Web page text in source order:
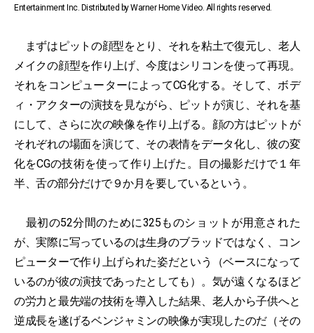
Entertainment Inc. Distributed by Warner Home Video. All rights reserved.
まずはピットの顔型をとり、それを粘土で復元し、老人
メイクの顔型を作り上げ、今度はシリコンを使って再現。
それをコンピューターによってCG化する。そして、ボデ
ィ・アクターの演技を見ながら、ピットが演じ、それを基
にして、さらに次の映像を作り上げる。顔の方はピットが
それぞれの場面を演じて、その表情をデータ化し、彼の変
化をCGの技術を使って作り上げた。目の撮影だけで１年
半、舌の部分だけで９か月を要しているという。
最初の52分間のために325ものショットが用意された
が、実際に写っているのは生身のブラッドではなく、コン
ピューターで作り上げられた姿だという（ベースになって
いるのが彼の演技であったとしても）。気が遠くなるほど
の労力と最先端の技術を導入した結果、老人から子供へと
逆成長を遂げるベンジャミンの映像が実現したのだ（その